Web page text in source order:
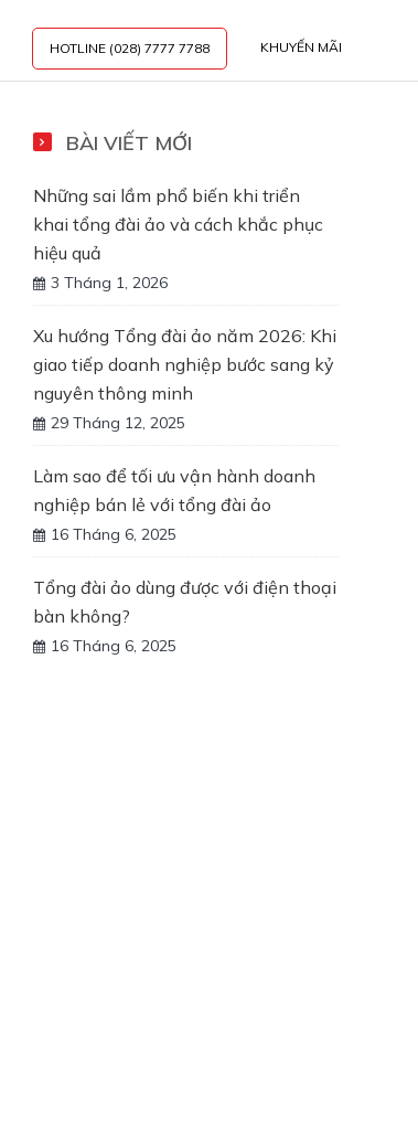
HOTLINE (028) 7777 7788 KHUYẾN MÃI
BÀI VIẾT MỚI
Những sai lầm phổ biến khi triển
khai tổng đài ảo và cách khắc phục
hiệu quả
3 Tháng 1, 2026
Xu hướng Tổng đài ảo năm 2026: Khi
giao tiếp doanh nghiệp bước sang kỷ
nguyên thông minh
29 Tháng 12, 2025
Làm sao để tối ưu vận hành doanh
nghiệp bán lẻ với tổng đài ảo
16 Tháng 6, 2025
Tổng đài ảo dùng được với điện thoại
bàn không?
16 Tháng 6, 2025